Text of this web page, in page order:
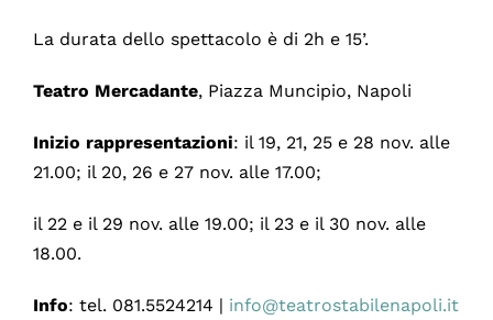
La durata dello spettacolo è di 2h e 15’.
Teatro Mercadante, Piazza Muncipio, Napoli
Inizio rappresentazioni: il 19, 21, 25 e 28 nov. alle
21.00; il 20, 26 e 27 nov. alle 17.00;
il 22 e il 29 nov. alle 19.00; il 23 e il 30 nov. alle
18.00.
Info: tel. 081.5524214 | info@teatrostabilenapoli.it